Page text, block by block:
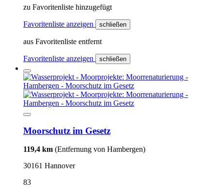
zu Favoritenliste hinzugefügt
Favoritenliste anzeigen schließen
aus Favoritenliste entfernt
Favoritenliste anzeigen schließen
Moorschutz im Gesetz
119,4 km (Entfernung von Hambergen)
30161 Hannover
83